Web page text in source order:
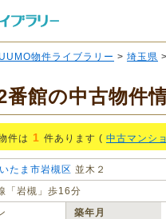
物件ライブラリー > 埼玉県 >
館の中古物件
件は 1 件あります ( 中古マンシ
たま市岩槻区 並木２
「岩槻」歩16分
築年月